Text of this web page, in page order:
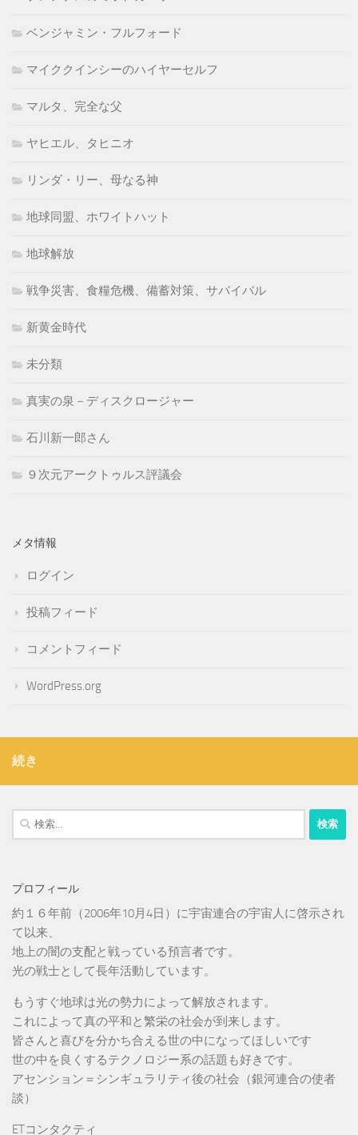
ベンジャミン・フルフォード
マイククインシーのハイヤーセルフ
マルタ、完全な父
ヤヒエル、タヒニオ
リンダ・リー、母なる神
地球同盟、ホワイトハット
地球解放
戦争災害、食糧危機、備蓄対策、サバイバル
新黄金時代
未分類
真実の泉－ディスクロージャー
石川新一郎さん
９次元アークトゥルス評議会
メタ情報
ログイン
投稿フィード
コメントフィード
WordPress.org
続き
検
索:
プロフィール
約１６年前（2006年10月4日）に宇宙連合の宇宙人に啓示され
て以来、
地上の闇の支配と戦っている預言者です。
光の戦士として長年活動しています。
もうすぐ地球は光の勢力によって解放されます。
これによって真の平和と繁栄の社会が到来します。
皆さんと喜びを分かち合える世の中になってほしいです
世の中を良くするテクノロジー系の話題も好きです。
アセンション＝シンギュラリティ後の社会（銀河連合の使者
談）
ETコンタクティ